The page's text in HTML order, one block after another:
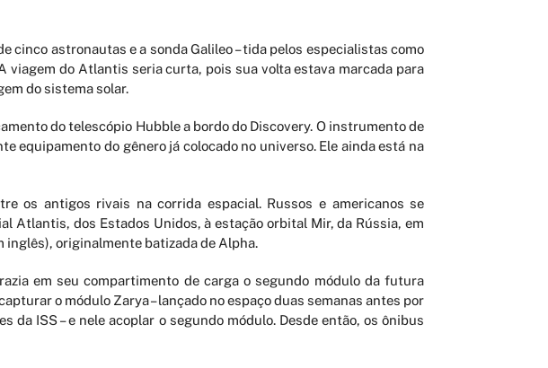
cinco astronautas e a sonda Galileo – tida pelos especialistas como
viagem do Atlantis seria curta, pois sua volta estava marcada para
do sistema solar.
do telescópio Hubble a bordo do Discovery. O instrumento de
equipamento do gênero já colocado no universo. Ele ainda está na
os antigos rivais na corrida espacial. Russos e americanos se
Atlantis, dos Estados Unidos, à estação orbital Mir, da Rússia, em
inglês), originalmente batizada de Alpha.
em seu compartimento de carga o segundo módulo da futura
o módulo Zarya – lançado no espaço duas semanas antes por
ISS – e nele acoplar o segundo módulo. Desde então, os ônibus